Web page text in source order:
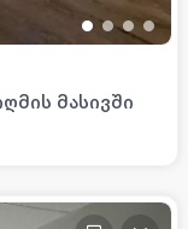
• • • •
მასივში